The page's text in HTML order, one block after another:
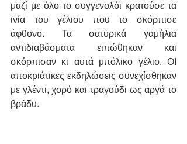
μαζί με όλο το συγγενολόι κρατούσε τα
ινία του γέλιου που το σκόρπισε
άφθονο. Τα σατυρικά γαμήλια
αντιδιαβάσματα ειπώθηκαν και
σκόρπισαν κι αυτά μπόλικο γέλιο. ΟΙ
αποκριάτικες εκδηλώσεις συνεχίσθηκαν
με γλέντι, χορό και τραγούδι ως αργά το
βράδυ.